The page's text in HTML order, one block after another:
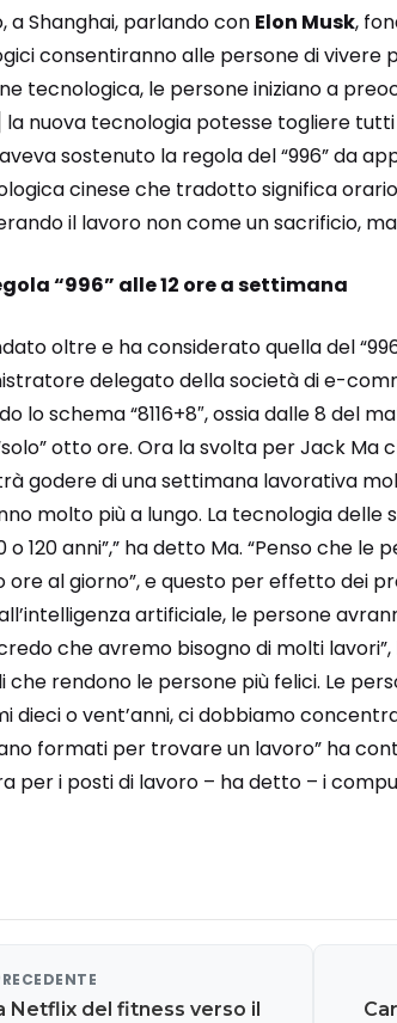
a Shanghai, parlando con Elon Musk,
consentiranno alle persone di vivere
tecnologica, le persone iniziano a
nuova tecnologia potesse togliere tutti
sostenuto la regola del “996” da
cinese che tradotto significa
il lavoro non come un sacrificio, ma
“996” alle 12 ore a settimana
oltre e ha considerato quella del
delegato della società di e-
lo schema “8116+8″, ossia dalle 8 del
otto ore. Ora la svolta per Jack Ma
godere di una settimana lavorativa
molto più a lungo. La tecnologia
120 anni”,” ha detto Ma. “Penso che
al giorno”, e questo per effetto dei
artificiale, le persone
che avremo bisogno di molti
che rendono le persone più felici. Le
dieci o vent’anni, ci dobbiamo
formati per trovare un lavoro” ha
per i posti di lavoro – ha detto – i
Netflix del fitness verso il